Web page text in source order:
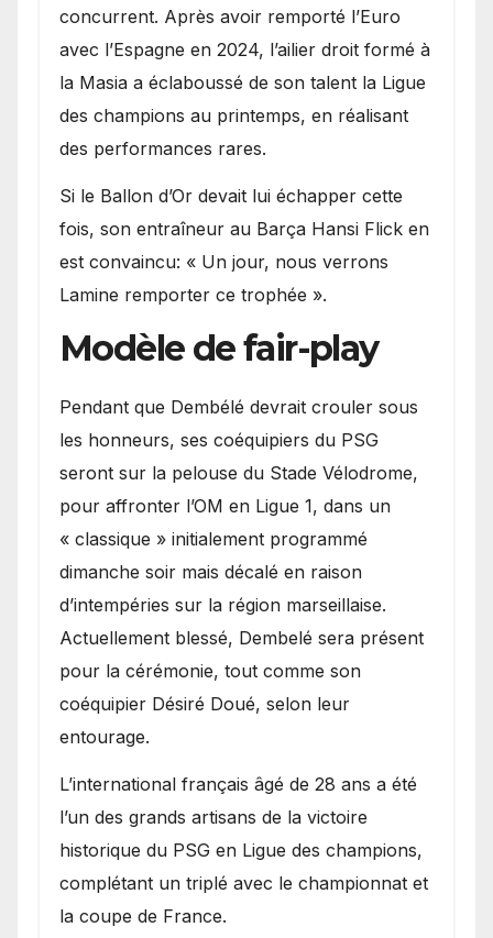
concurrent. Après avoir remporté l’Euro
avec l’Espagne en 2024, l’ailier droit formé à
la Masia a éclaboussé de son talent la Ligue
des champions au printemps, en réalisant
des performances rares.
Si le Ballon d’Or devait lui échapper cette
fois, son entraîneur au Barça Hansi Flick en
est convaincu: « Un jour, nous verrons
Lamine remporter ce trophée ».
Modèle de fair-play
Pendant que Dembélé devrait crouler sous
les honneurs, ses coéquipiers du PSG
seront sur la pelouse du Stade Vélodrome,
pour affronter l’OM en Ligue 1, dans un
« classique » initialement programmé
dimanche soir mais décalé en raison
d’intempéries sur la région marseillaise.
Actuellement blessé, Dembelé sera présent
pour la cérémonie, tout comme son
coéquipier Désiré Doué, selon leur
entourage.
L’international français âgé de 28 ans a été
l’un des grands artisans de la victoire
historique du PSG en Ligue des champions,
complétant un triplé avec le championnat et
la coupe de France.